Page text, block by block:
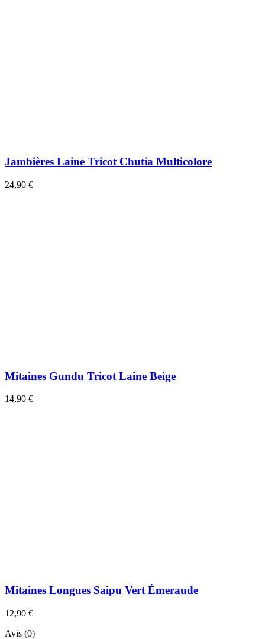
Jambières Laine Tricot Chutia Multicolore
24,90 €
Mitaines Gundu Tricot Laine Beige
14,90 €
Mitaines Longues Saipu Vert Émeraude
12,90 €
Avis (0)